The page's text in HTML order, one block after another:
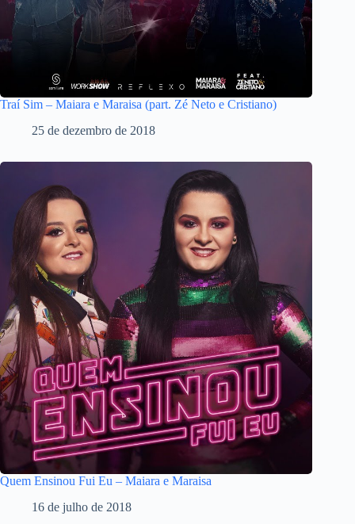
Traí Sim – Maiara e Maraisa (part. Zé Neto e Cristiano)
25 de dezembro de 2018
Quem Ensinou Fui Eu – Maiara e Maraisa
16 de julho de 2018